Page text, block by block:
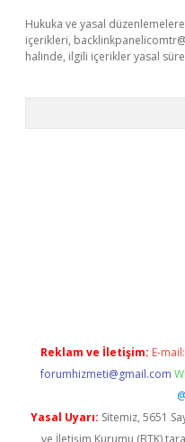
Hukuka ve yasal
içerikleri,
halinde, ilgili içerikler yasal
Reklam ve İletişim: E-mail:
forumhizmeti@gmail.com
Yasal Uyarı: Sitemiz, 5651
ve İletişim Kurumu (BTK)